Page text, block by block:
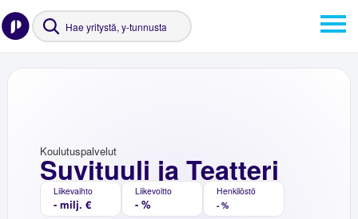
Suvituuli ja Teatteri
Koulutuspalvelut
Liikevaihto
- milj. €
Liikevoitto
- %
Henkilöstö
- %